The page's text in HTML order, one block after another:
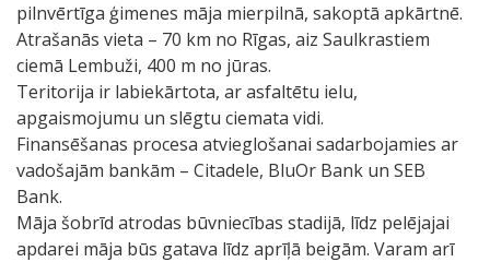
pilnvērtīga ģimenes māja mierpilnā, sakoptā apkārtnē.
Atrašanās vieta – 70 km no Rīgas, aiz Saulkrastiem
ciemā Lembuži, 400 m no jūras.
Teritorija ir labiekārtota, ar asfaltētu ielu,
apgaismojumu un slēgtu ciemata vidi.
Finansēšanas procesa atvieglošanai sadarbojamies ar
vadošajām bankām – Citadele, BluOr Bank un SEB
Bank.
Māja šobrīd atrodas būvniecības stadijā, līdz pelējajai
apdarei māja būs gatava līdz aprīļā beigām. Varam arī